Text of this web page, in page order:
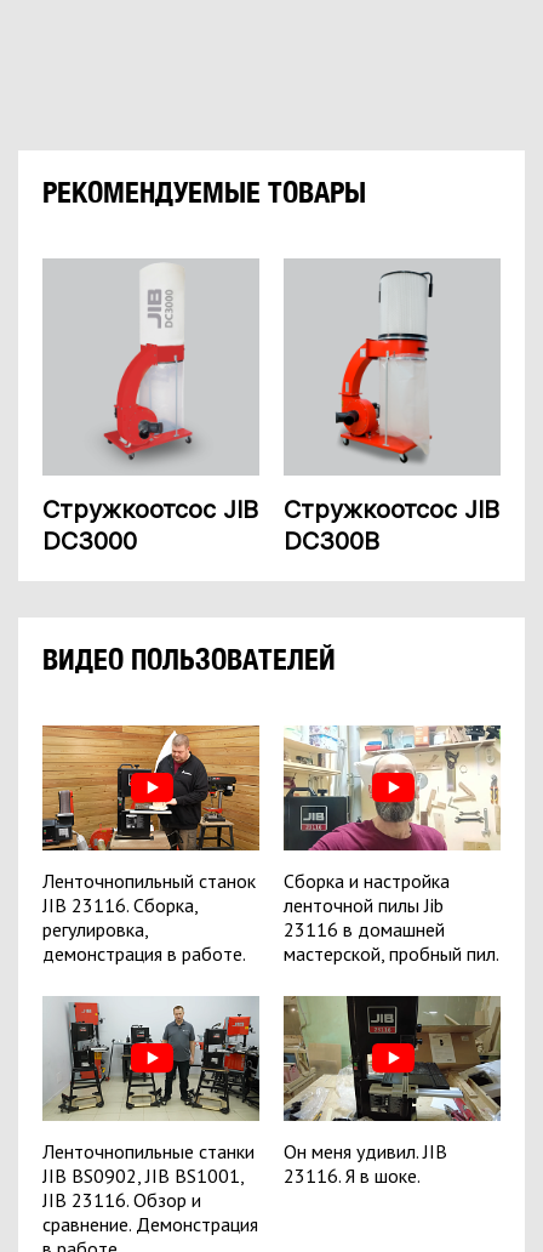
РЕКОМЕНДУЕМЫЕ ТОВАРЫ
Стружкоотсос JIB
DC3000
Стружкоотсос JIB
DC300B
ВИДЕО ПОЛЬЗОВАТЕЛЕЙ
Ленточнопильный станок
JIB 23116. Сборка,
регулировка,
демонстрация в работе.
Сборка и настройка
ленточной пилы Jib
23116 в домашней
мастерской, пробный пил.
Ленточнопильные станки
JIB BS0902, JIB BS1001,
JIB 23116. Обзор и
сравнение. Демонстрация
Он меня удивил. JIB
23116. Я в шоке.